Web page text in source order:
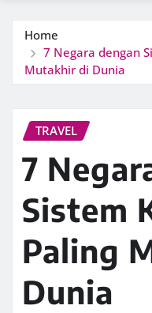
Home
7 Negara dengan
Mutakhir di Dunia
TRAVEL
7
Sistem
Paling
Dunia